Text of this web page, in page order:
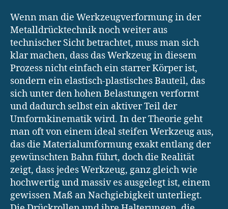
Wenn man die Werkzeugverformung in der
Metalldrücktechnik noch weiter aus
technischer Sicht betrachtet, muss man sich
klar machen, dass das Werkzeug in diesem
Prozess nicht einfach ein starrer Körper ist,
sondern ein elastisch-plastisches Bauteil, das
sich unter den hohen Belastungen verformt
und dadurch selbst ein aktiver Teil der
Umformkinematik wird. In der Theorie geht
man oft von einem ideal steifen Werkzeug aus,
das die Materialumformung exakt entlang der
gewünschten Bahn führt, doch die Realität
zeigt, dass jedes Werkzeug, ganz gleich wie
hochwertig und massiv es ausgelegt ist, einem
gewissen Maß an Nachgiebigkeit unterliegt.